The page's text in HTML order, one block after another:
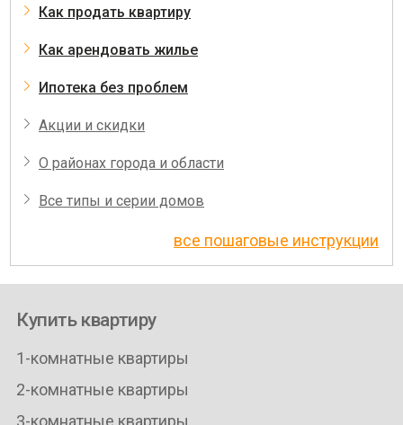
Как продать квартиру
Как арендовать жилье
Ипотека без проблем
Акции и скидки
О районах города и области
Все типы и серии домов
все пошаговые инструкции
Купить квартиру
1-комнатные квартиры
2-комнатные квартиры
3-комнатные квартиры